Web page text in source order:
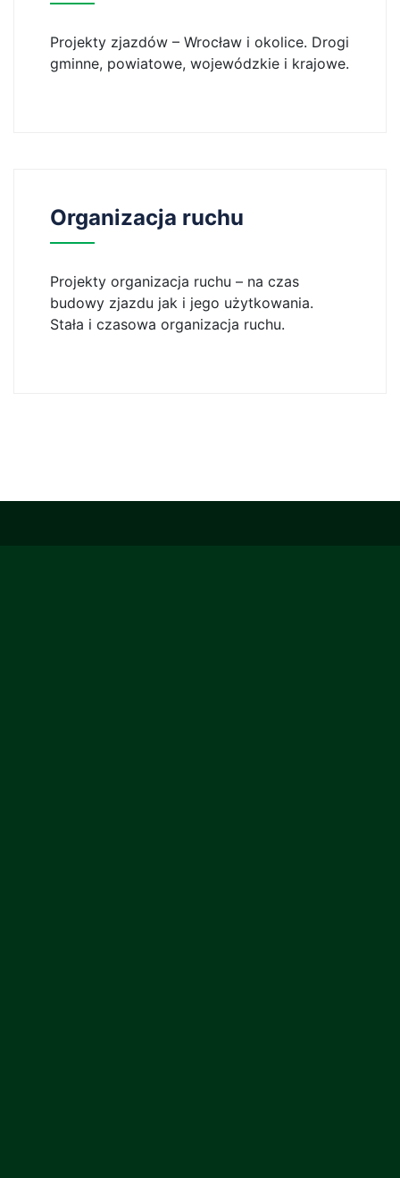
Projekty zjazdów – Wrocław i okolice. Drogi
gminne, powiatowe, wojewódzkie i krajowe.
Organizacja ruchu
Projekty organizacja ruchu – na czas
budowy zjazdu jak i jego użytkowania.
Stała i czasowa organizacja ruchu.